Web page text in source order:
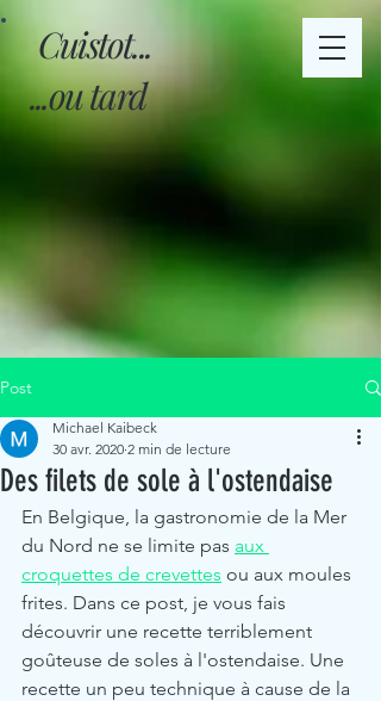
Cuistot...
...ou tard
Post
Des filets de sole à l'ostendaise
Michael Kaibeck
30 avr. 2020 2 min de lecture
En Belgique, la gastronomie de la Mer
du Nord ne se limite pas aux
croquettes de crevettes ou aux moules
frites. Dans ce post, je vous fais
découvrir une recette terriblement
goûteuse de soles à l'ostendaise. Une
recette un peu technique à cause de la